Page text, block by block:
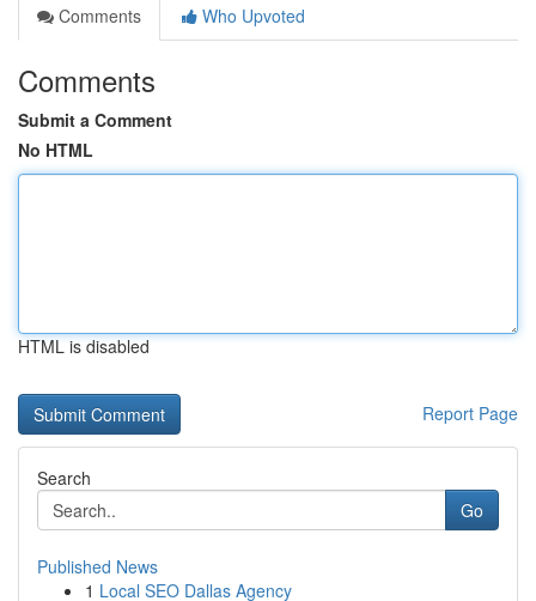
Comments
Who Upvoted
Comments
Submit a Comment
No HTML
HTML is disabled
Report Page
Search
Go
Published News
1 Local SEO Dallas Agency